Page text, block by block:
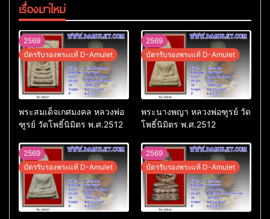
เรื่องมาใหม่
2569
บัตรรับรองพระแท้ D-Amulet
พระสมเด็จเกศมงคล หลวงพ่อ
ฑูรย์ วัดโพธิ์นิมิตร พ.ศ.2512
2569
บัตรรับรองพระแท้ D-Amulet
พระนางพญา หลวงพ่อฑูรย์ วัด
โพธิ์นิมิตร พ.ศ.2512
2569
บัตรรับรองพระแท้ D-Amulet
2569
บัตรรับรองพระแท้ D-Amulet